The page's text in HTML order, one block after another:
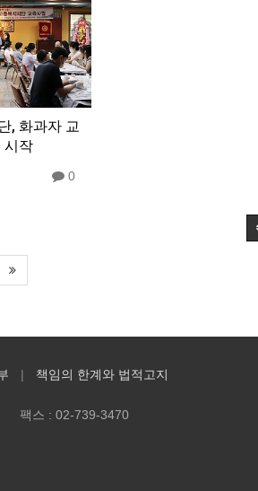
, 화과자 교
시작
0
책임의 한계와 법적고지
팩스 :02-739-3470